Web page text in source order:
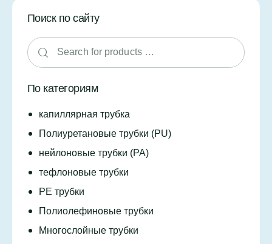
Поиск по сайту
По категориям
капиллярная трубка
Полиуретановые трубки (PU)
нейлоновые трубки (PA)
тефлоновые трубки
PE трубки
Полиолефиновые трубки
Многослойные трубки